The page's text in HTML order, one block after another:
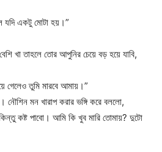
যদি একটু মোটা হয়।”
খা তাহলে তোর আপুনির চেয়ে বড় হয়ে যাবি,
গেলেও তুমি মারবে আমায়।”
মন খারাপ করার ভঙ্গি করে বললো,
কষ্ট পাবো। আমি কি খুব মারি তোমায়? দুটো